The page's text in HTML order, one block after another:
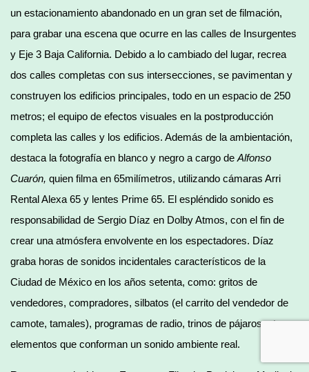
un estacionamiento abandonado en un gran set de filmación,
para grabar una escena que ocurre en las calles de Insurgentes
y Eje 3 Baja California. Debido a lo cambiado del lugar, recrea
dos calles completas con sus intersecciones, se pavimentan y
construyen los edificios principales, todo en un espacio de 250
metros; el equipo de efectos visuales en la postproducción
completa las calles y los edificios. Además de la ambientación,
destaca la fotografía en blanco y negro a cargo de Alfonso
Cuarón, quien filma en 65milímetros, utilizando cámaras Arri
Rental Alexa 65 y lentes Prime 65. El espléndido sonido es
responsabilidad de Sergio Díaz en Dolby Atmos, con el fin de
crear una atmósfera envolvente en los espectadores. Díaz
graba horas de sonidos incidentales característicos de la
Ciudad de México en los años setenta, como: gritos de
vendedores, compradores, silbatos (el carrito del vendedor de
camote, tamales), programas de radio, trinos de pájaros, etc.,
elementos que conforman un sonido ambiente real.